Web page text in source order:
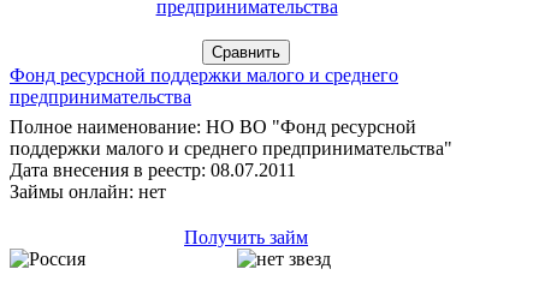
Фонд ресурсной поддержки малого и среднего
предпринимательства
Полное наименование: НО ВО "Фонд ресурсной
поддержки малого и среднего предпринимательства"
Дата внесения в реестр: 08.07.2011
Займы онлайн: нет
Получить займ